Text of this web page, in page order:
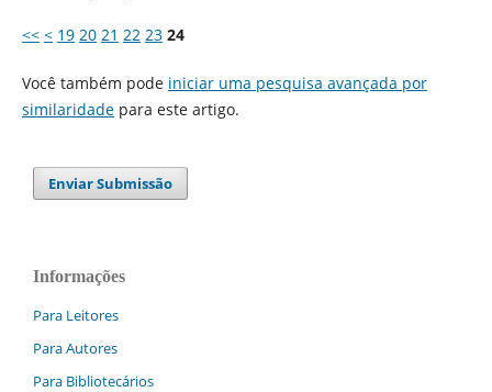
<< < 19 20 21 22 23 24
Você também pode iniciar uma pesquisa avançada por
similaridadepara este artigo.
Enviar Submissão
Informações
Para Leitores
Para Autores
Para Bibliotecários